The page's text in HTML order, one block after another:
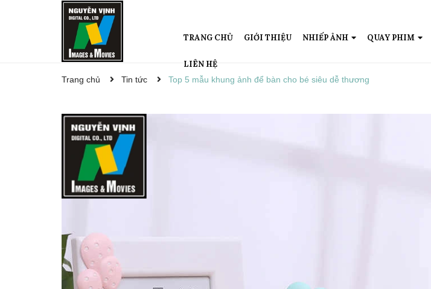
TRANG CHỦ GIỚI THIỆU NHIẾP ẢNH QUAY PHIM
LIÊN HỆ
Trang chủ Tin tức Top 5 mẫu khung ảnh để bàn cho bé siêu dễ thương